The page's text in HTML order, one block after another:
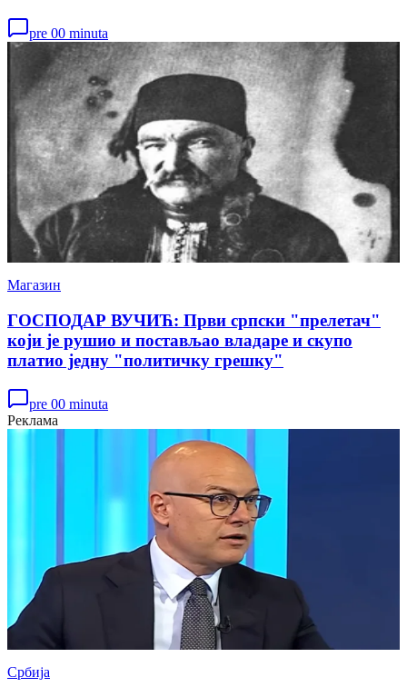
pre 00 minuta
Магазин
ГОСПОДАР ВУЧИЋ: Први српски "прелетач"
који је рушио и постављао владаре и скупо
платио једну "политичку грешку"
pre 00 minuta
Реклама
Србија